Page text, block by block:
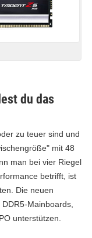
du das
zu teuer sind und
mit 48
man bei vier Riegel
betrifft, ist
Die neuen
Mainboards,
unterstützen.